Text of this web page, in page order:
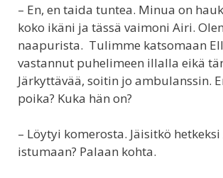
– En, en taida tuntea. Minua on
koko ikäni ja tässä vaimoni Airi.
naapurista. Tulimme katsomaan
vastannut puhelimeen illalla eikä
Järkyttävää, soitin jo ambulanssin.
poika? Kuka hän on?
– Löytyi komerosta. Jäisitkö
istumaan? Palaan kohta.